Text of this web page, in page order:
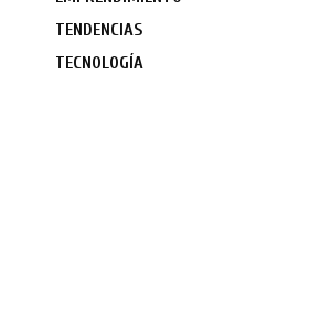
TENDENCIAS
TECNOLOGÍA